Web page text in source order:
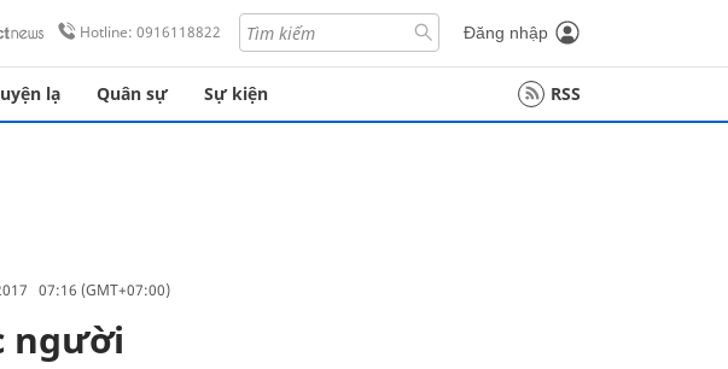
Hotline: 0916118822 Đăng nhập
lạ Quân sự Sự kiện RSS
07:16 (GMT+07:00)
người